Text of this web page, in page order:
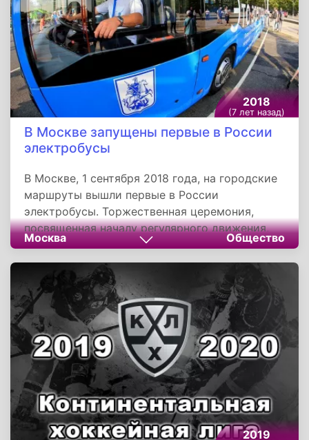
2018
(7 лет назад)
В Москве запущены первые в России
электробусы‍
В Москве, 1 сентября 2018 года, на городские
маршруты вышли первые в России
электробусы. Торжественная церемония,
посвященная началу регулярного движения,
прошла у главного входа ВДНХ, при участии
мэра столицы Сергея Собянина. Электробус
начал курсировать по маршруту N 73 «6-й
микрорайон Бибирева - ВДНХ». Как и при
запуске МЦК, в первый месяц проезд в
электробусах будет бесплатным.
Москва Общество
2019